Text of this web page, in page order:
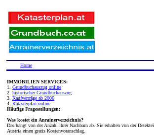
Home
IMMOBILIEN SERVICES:
1. Grundbuchauszug online
2. historischer Grundbuchauszug
3. Kaufverträge ab 2006
4. Katasterplan online
Häufige Fragestellungen:
Was kostet ein Anrainerverzeichnis?
Das hängt von der Anzahl ihrer Nachbarn ab. Sie erhalten von der Detektei
Austria einen gratis Kostenvoranschlag.